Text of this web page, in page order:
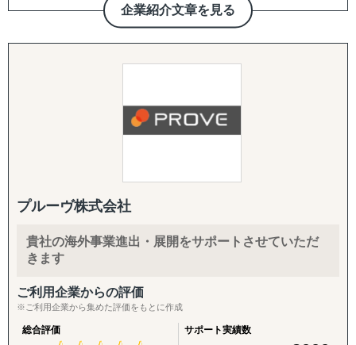
としています。
数多くの企業と提携を結んでいる弊社が、貴社の適切なパ
ートナーをご提案させていただきます。
海外進出をご検討されている企業さまに多くご依頼を受け
は、協業することは重要な要素となってきます。
自信をもって、提携企業様をご提案させていただきますの
■日本と海外を熟知した専門家とのパートナーシップ
レインとパートナーシップを結んでいる専門家は、現地の
言語と日本語、または英語を解し、
と海外双方の視点からビジネスを熟知しています。
を取り入れた専門知識のインプッ
トだけでなく、様々な専門家・有識者の窓口として応用も
トワークを活用し産学連携プロジェクトを企画することも
可能です。
【サービス概要】
グロスペリティの特長は、**市場調査・戦略策定から、EC
構築・B2B営業代行・パートナー開拓・規制対応・物流ま
らず、現地ネットワークを活用して「実際に売れる状態」
をつくるところまで、実行に踏み込んで伴走します。
ターゲットリストの作成から、オンライン・現地でのアプ
ローチ、商談同席・クロージング、取引仲介スキームによ
「商談化」「販路開拓」という成果に直結する実行支援で
す。
2. パートナー開拓支援
海外展開の成否を分けるのは「正しいパートナーとの掛け
合わせ」です。開拓戦略の策定、ターゲットリストの優先
度付け、アプローチ代行、契約・スキーム構築、そして開
企業紹介文章を見る
する。
Visalはレポート提出だけではなく現地での実行、アドバイ
■サービス概要
株式会社Visalは、ASEAN地域、特にインドネシアを中心
としたビジネス展開を目指す企業に対し、現地調査、視
現地特化型の実践的なサービスを提供しています。
当社が持つ強固な現地ネットワークと日本人プロジェクト
チームの専門知識を駆使し、机上の検討を超えた「現場実
行力」と「最短最適解」で、クライアント企業を成功へ導
プルーヴ株式会社
貴社の海外事業進出・展開をサポートさせていただ
きます
ご利用企業からの評価
※ご利用企業から集めた評価をもとに作成
総合評価 サポート実績数